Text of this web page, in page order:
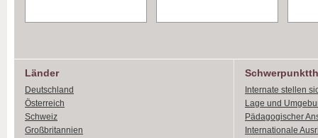
Länder
Deutschland
Österreich
Schweiz
Großbritannien
Internate stellen
Lage und
Pädagogischer
Internationale